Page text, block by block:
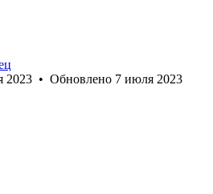
2023 • Обновлено 7 июля 2023